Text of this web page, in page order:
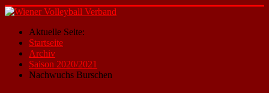
Aktuelle Seite:
Startseite
Archiv
Saison 2020/2021
Nachwuchs Burschen